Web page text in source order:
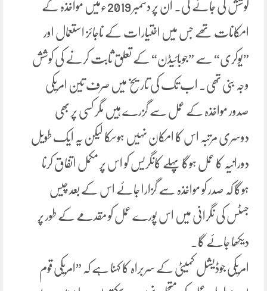
کوشش کی جائے گی۔ ان پر دسمبر 2019ءمیں مواخذہ کے
امکانات تھے جس میں اختیارات کے ناجائز استعمال اور
”یوکری“ سے ”جوبائیڈن“ کے تعلق ثابت کرنے کی کوشش
وجہ بنی تھی۔ اب تک کی تاریخ میں صرف تین امریکی
صدور مواخذہ کے عمل سے گزرے ہیں مگر کسی پر بھی
دوسری مرتبہ اس کا امکان نہیں ہوسکا لیکن یہ ایک طویل
دورانیہ کا عمل ہوگا پہلے کانگریس کو اس پر مکمل اتفاق کرنا
ہوگا کہ صدر کو مواخذہ سے گزارا جائے اس کے بعد چیس
جسٹس کی نگرانی میں اس پورے عمل کو مقدمے کے طور پر
دیکھا جائے گا۔
امریکی جوڈیشل کمیٹی کے سربراہ کا کہنا ہے کہ ”امریکی قوم